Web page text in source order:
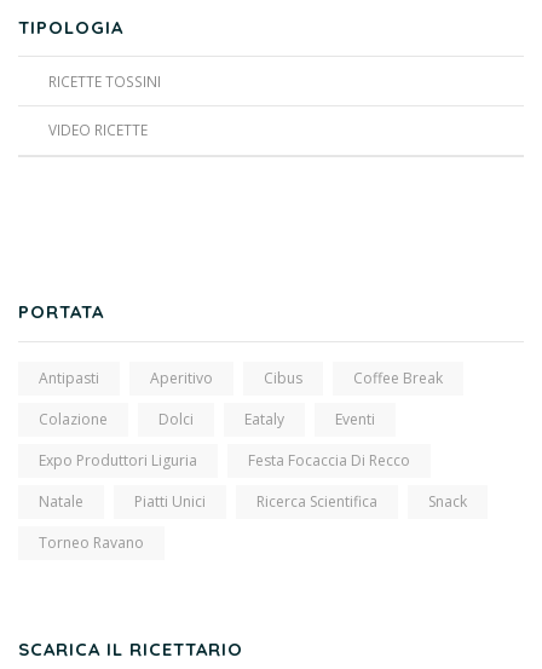
TIPOLOGIA
RICETTE TOSSINI
VIDEO RICETTE
PORTATA
Antipasti Aperitivo Cibus Coffee Break
Colazione Dolci Eataly Eventi
Expo Produttori Liguria Festa Focaccia Di Recco
Natale Piatti Unici Ricerca Scientifica Snack
Torneo Ravano
SCARICA IL RICETTARIO